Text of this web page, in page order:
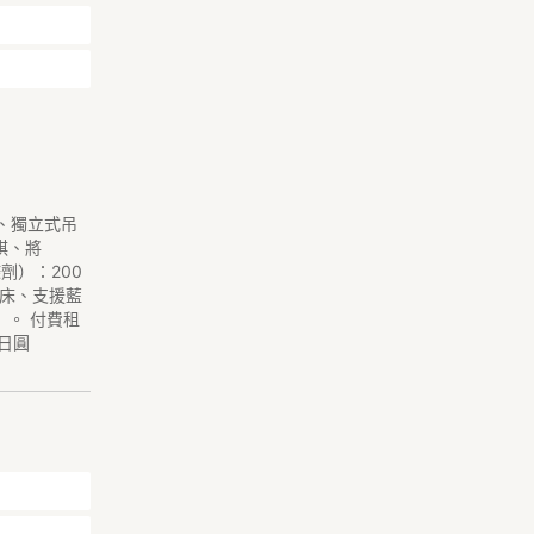
獨立式吊
、將
）：200
、支援藍
。 付費租
圓